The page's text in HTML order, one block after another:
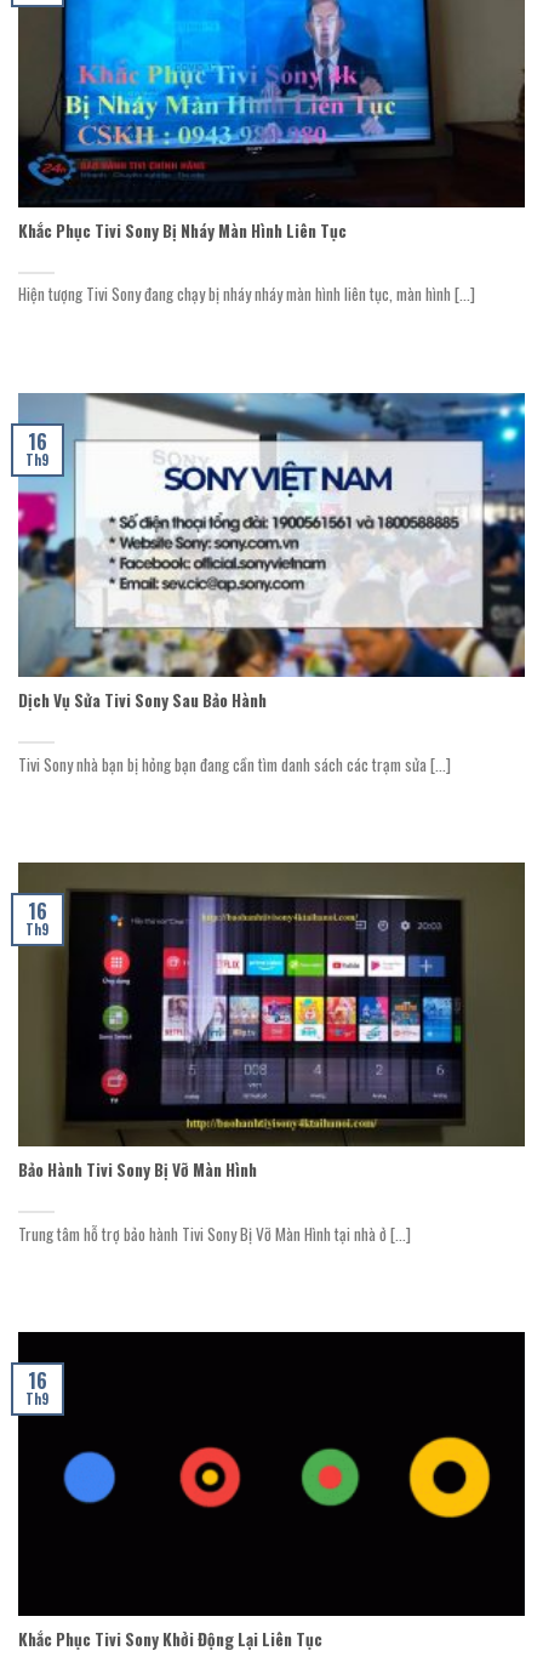
Khắc Phục Tivi Sony Bị Nháy Màn Hình Liên Tục
Hiện tượng Tivi Sony đang chạy bị nháy nháy màn hình liên tục, màn hình [...]
Dịch Vụ Sửa Tivi Sony Sau Bảo Hành
Tivi Sony nhà bạn bị hỏng bạn đang cần tìm danh sách các trạm sửa [...]
16
Th9
Bảo Hành Tivi Sony Bị Vỡ Màn Hình
Trung tâm hỗ trợ bảo hành Tivi Sony Bị Vỡ Màn Hình tại nhà ở [...]
16
Th9
Khắc Phục Tivi Sony Khởi Động Lại Liên Tục
16
Th9